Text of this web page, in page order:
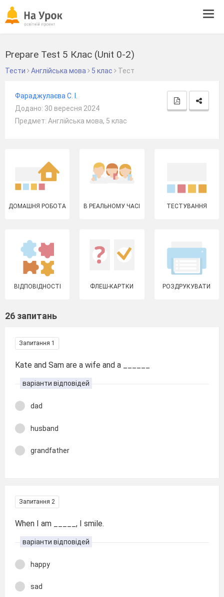
Prepare Test 5 Клас (Unit 0-2)
Тести Англійська мова 5 клас Тест
Фараджулаєва С. І.
Додано: 30 вересня 2024
Предмет: Англійська мова, 5 клас
ДОМАШНЯ РОБОТА В РЕАЛЬНОМУ ЧАСІ ТЕСТУВАННЯ
ВІДПОВІДНОСТІ ФЛЕШ-КАРТКИ РОЗДРУКУВАТИ
26 запитань
Запитання 1
Kate and Sam are a wife and a ______
варіанти відповідей
dad
husband
grandfather
Запитання 2
When I am _____, I smile.
варіанти відповідей
happy
sad